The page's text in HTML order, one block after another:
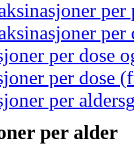
per
per
per dose
per dose
per
per alder